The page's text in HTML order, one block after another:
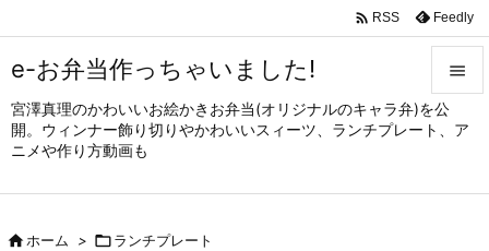
e-お弁当作っちゃいました!
宮澤真理のかわいいお絵かきお弁当(オリジナルのキャラ弁)を公
開。ウィンナー飾り切りやかわいいスィーツ、ランチプレート、ア
ニメや作り方動画も


メニュ
サイド
 RSS Feedly
ホーム > ランチプレート